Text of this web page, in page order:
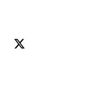
HIPHOPベストアルバムに選ばれ